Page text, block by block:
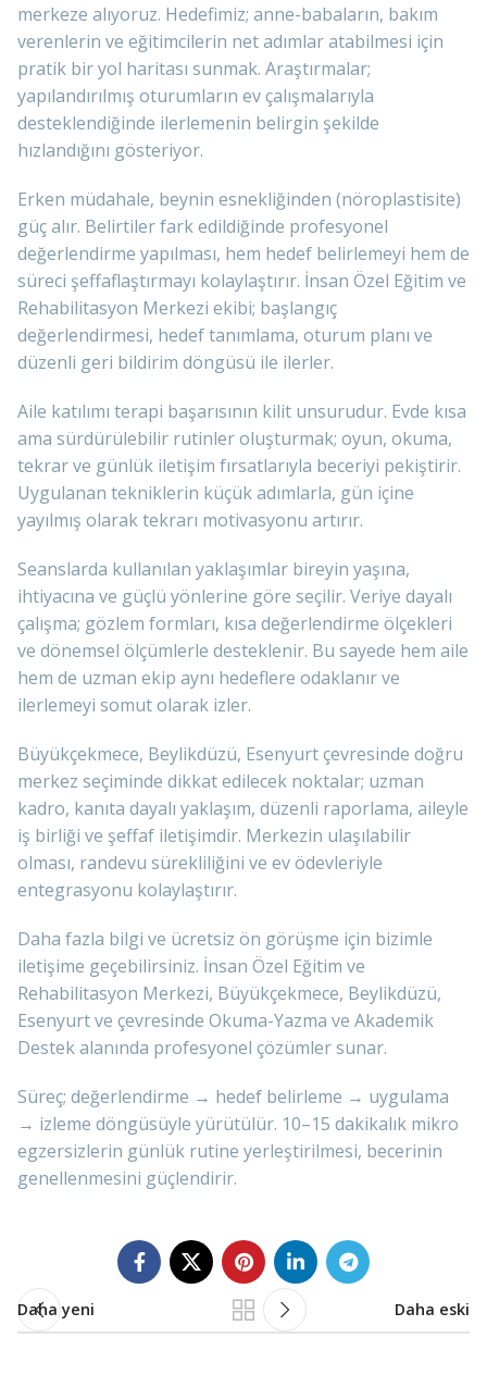
merkeze alıyoruz. Hedefimiz; anne-babaların, bakım
verenlerin ve eğitimcilerin net adımlar atabilmesi için
pratik bir yol haritası sunmak. Araştırmalar;
yapılandırılmış oturumların ev çalışmalarıyla
desteklendiğinde ilerlemenin belirgin şekilde
hızlandığını gösteriyor.
Erken müdahale, beynin esnekliğinden (nöroplastisite)
güç alır. Belirtiler fark edildiğinde profesyonel
değerlendirme yapılması, hem hedef belirlemeyi hem de
süreci şeffaflaştırmayı kolaylaştırır. İnsan Özel Eğitim ve
Rehabilitasyon Merkezi ekibi; başlangıç
değerlendirmesi, hedef tanımlama, oturum planı ve
düzenli geri bildirim döngüsü ile ilerler.
Aile katılımı terapi başarısının kilit unsurudur. Evde kısa
ama sürdürülebilir rutinler oluşturmak; oyun, okuma,
tekrar ve günlük iletişim fırsatlarıyla beceriyi pekiştirir.
Uygulanan tekniklerin küçük adımlarla, gün içine
yayılmış olarak tekrarı motivasyonu artırır.
Seanslarda kullanılan yaklaşımlar bireyin yaşına,
ihtiyacına ve güçlü yönlerine göre seçilir. Veriye dayalı
çalışma; gözlem formları, kısa değerlendirme ölçekleri
ve dönemsel ölçümlerle desteklenir. Bu sayede hem aile
hem de uzman ekip aynı hedeflere odaklanır ve
ilerlemeyi somut olarak izler.
Büyükçekmece, Beylikdüzü, Esenyurt çevresinde doğru
merkez seçiminde dikkat edilecek noktalar; uzman
kadro, kanıta dayalı yaklaşım, düzenli raporlama, aileyle
iş birliği ve şeffaf iletişimdir. Merkezin ulaşılabilir
olması, randevu sürekliliğini ve ev ödevleriyle
entegrasyonu kolaylaştırır.
Daha fazla bilgi ve ücretsiz ön görüşme için bizimle
iletişime geçebilirsiniz. İnsan Özel Eğitim ve
Rehabilitasyon Merkezi, Büyükçekmece, Beylikdüzü,
Esenyurt ve çevresinde Okuma-Yazma ve Akademik
Destek alanında profesyonel çözümler sunar.
Süreç; değerlendirme → hedef belirleme → uygulama
→ izleme döngüsüyle yürütülür. 10–15 dakikalık mikro
egzersizlerin günlük rutine yerleştirilmesi, becerinin
genellenmesini güçlendirir.
Daha yeni Daha eski